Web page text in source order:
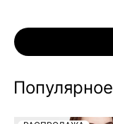
Популярное